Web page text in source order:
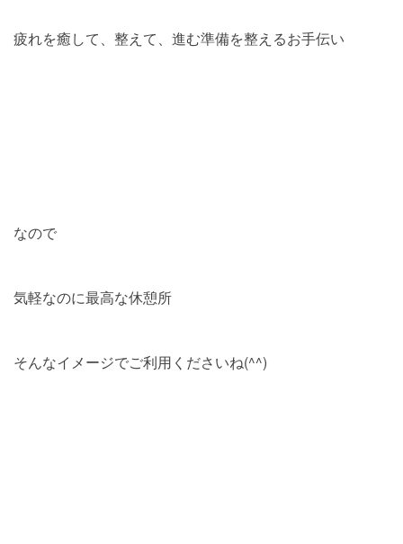
疲れを癒して、整えて、進む準備を整えるお手伝い
なので
気軽なのに最高な休憩所
そんなイメージでご利用くださいね(^^)